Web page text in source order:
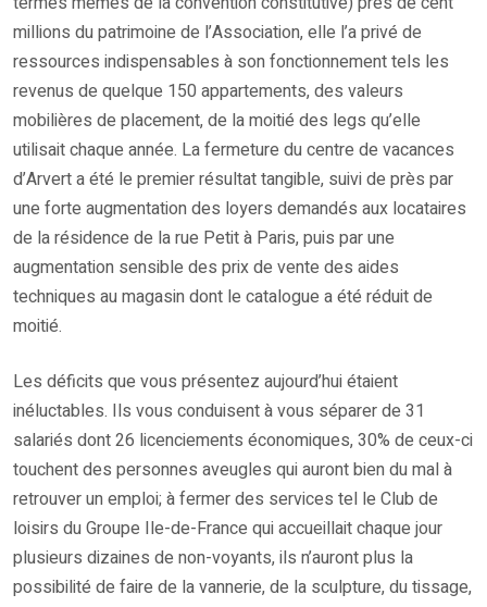
millions du patrimoine de l’Association, elle l’a privé de
ressources indispensables à son fonctionnement tels les
revenus de quelque 150 appartements, des valeurs
mobilières de placement, de la moitié des legs qu’elle
utilisait chaque année. La fermeture du centre de vacances
d’Arvert a été le premier résultat tangible, suivi de près par
une forte augmentation des loyers demandés aux locataires
de la résidence de la rue Petit à Paris, puis par une
augmentation sensible des prix de vente des aides
techniques au magasin dont le catalogue a été réduit de
moitié.
Les déficits que vous présentez aujourd’hui étaient
inéluctables. Ils vous conduisent à vous séparer de 31
salariés dont 26 licenciements économiques, 30% de ceux-ci
touchent des personnes aveugles qui auront bien du mal à
retrouver un emploi; à fermer des services tel le Club de
loisirs du Groupe Ile-de-France qui accueillait chaque jour
plusieurs dizaines de non-voyants, ils n’auront plus la
possibilité de faire de la vannerie, de la sculpture, du tissage,